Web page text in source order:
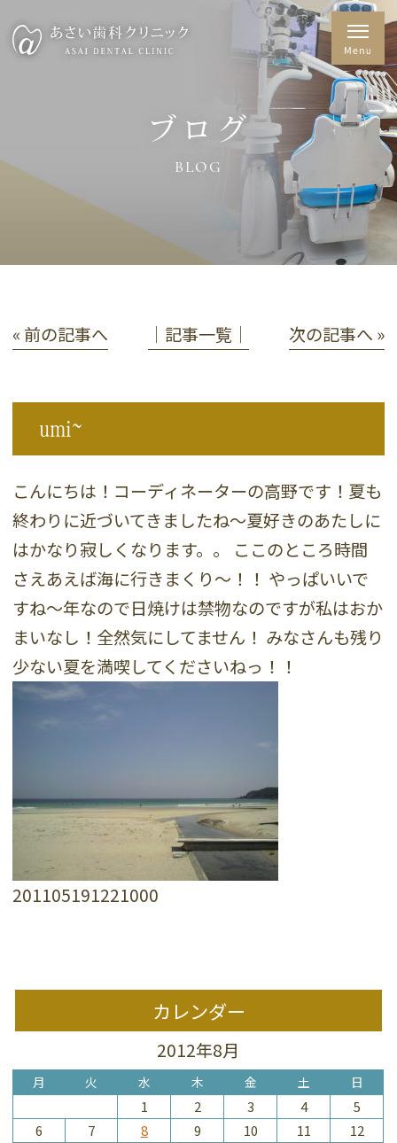
ブログ
BLOG
« 前の記事へ │記事一覧│ 次の記事へ »
umi~
こんにちは！コーディネーターの高野です！夏も
終わりに近づいてきましたね～夏好きのあたしに
はかなり寂しくなります。。 ここのところ時間
さえあえば海に行きまくり～！！ やっぱいいで
すね～年なので日焼けは禁物なのですが私はおか
まいなし！全然気にしてません！ みなさんも残り
少ない夏を満喫してくださいねっ！！
201105191221000
カレンダー
2012年8月
月 火 水 木 金 土 日
1 2 3 4
5
6
7 8 9 10 11
12